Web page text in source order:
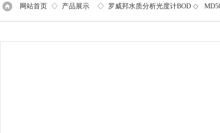
网站首页 ◇ 产品展示 ◇ 罗威邦水质分析光度计BOD ◇